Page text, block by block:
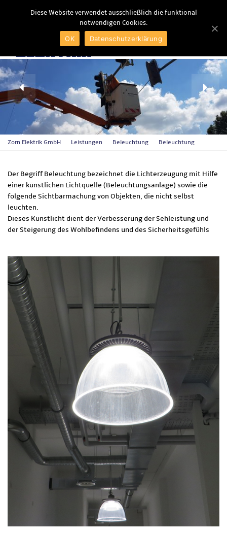
Zorn Elektrik GmbH Leistungen Beleuchtung Beleuchtung
Der Begriff Beleuchtung bezeichnet die Lichterzeugung mit Hilfe
einer künstlichen Lichtquelle (Beleuchtungsanlage) sowie die
folgende Sichtbarmachung von Objekten, die nicht selbst
leuchten.
Dieses Kunstlicht dient der Verbesserung der Sehleistung und
der Steigerung des Wohlbefindens und des Sicherheitsgefühls
Diese Website verwendet ausschließlich die funktional
notwendigen Cookies.
OK
Datenschutzerklärung